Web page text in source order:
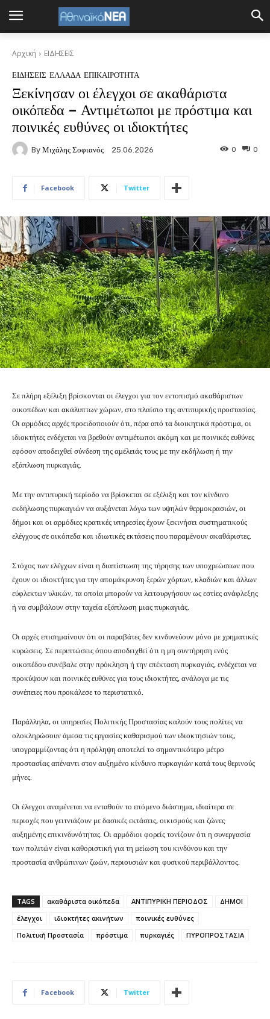
Αρχική ΕΙΔΗΣΕΙΣ
ΕΙΔΗΣΕΙΣ ΕΛΛΑΔΑ ΕΠΙΚΑΙΡΟΤΗΤΑ
Ξεκίνησαν οι έλεγχοι σε ακαθάριστα
οικόπεδα – Αντιμέτωποι με πρόστιμα και
ποινικές ευθύνες οι ιδιοκτήτες
By Μιχάλης Σοφιανός 25.06.2026 0
0
Facebook Twitter
Σε πλήρη εξέλιξη βρίσκονται οι έλεγχοι για τον εντοπισμό ακαθάριστων
οικοπέδων και ακάλυπτων χώρων, στο πλαίσιο της αντιπυρικής προστασίας.
Οι αρμόδιες αρχές προειδοποιούν ότι, πέρα από τα διοικητικά πρόστιμα, οι
ιδιοκτήτες ενδέχεται να βρεθούν αντιμέτωποι ακόμη και με ποινικές ευθύνες
εφόσον αποδειχθεί σύνδεση της αμέλειάς τους με την εκδήλωση ή την
εξάπλωση πυρκαγιάς.
Με την αντιπυρική περίοδο να βρίσκεται σε εξέλιξη και τον κίνδυνο
εκδήλωσης πυρκαγιών να αυξάνεται λόγω των υψηλών θερμοκρασιών, οι
δήμοι και οι αρμόδιες κρατικές υπηρεσίες έχουν ξεκινήσει συστηματικούς
ελέγχους σε οικόπεδα και ιδιωτικές εκτάσεις που παραμένουν ακαθάριστες.
Στόχος των ελέγχων είναι η διαπίστωση της τήρησης των υποχρεώσεων που
έχουν οι ιδιοκτήτες για την απομάκρυνση ξερών χόρτων, κλαδιών και άλλων
εύφλεκτων υλικών, τα οποία μπορούν να λειτουργήσουν ως εστίες ανάφλεξης
ή να συμβάλουν στην ταχεία εξάπλωση μιας πυρκαγιάς.
Οι αρχές επισημαίνουν ότι οι παραβάτες δεν κινδυνεύουν μόνο με χρηματικές
κυρώσεις. Σε περιπτώσεις όπου αποδειχθεί ότι η μη συντήρηση ενός
οικοπέδου συνέβαλε στην πρόκληση ή την επέκταση πυρκαγιάς, ενδέχεται να
προκύψουν και ποινικές ευθύνες για τους ιδιοκτήτες, ανάλογα με τις
συνέπειες που προκάλεσε το περιστατικό.
Παράλληλα, οι υπηρεσίες Πολιτικής Προστασίας καλούν τους πολίτες να
ολοκληρώσουν άμεσα τις εργασίες καθαρισμού των ιδιοκτησιών τους,
υπογραμμίζοντας ότι η πρόληψη αποτελεί το σημαντικότερο μέτρο
προστασίας απέναντι στον αυξημένο κίνδυνο πυρκαγιών κατά τους θερινούς
μήνες.
Οι έλεγχοι αναμένεται να ενταθούν το επόμενο διάστημα, ιδιαίτερα σε
περιοχές που γειτνιάζουν με δασικές εκτάσεις, οικισμούς και ζώνες
αυξημένης επικινδυνότητας. Οι αρμόδιοι φορείς τονίζουν ότι η συνεργασία
των πολιτών είναι καθοριστική για τη μείωση του κινδύνου και την
προστασία ανθρώπινων ζωών, περιουσιών και φυσικού περιβάλλοντος.
TAGS ακαθάριστα οικόπεδα ΑΝΤΙΠΥΡΙΚΗ ΠΕΡΙΟΔΟΣ
ΔΗΜΟΙ
έλεγχοι
ιδιοκτήτες ακινήτων
ποινικές ευθύνες
Πολιτική Προστασία
πρόστιμα πυρκαγιές ΠΥΡΟΠΡΟΣΤΑΣΙΑ
Facebook Twitter